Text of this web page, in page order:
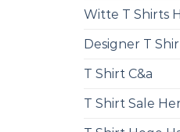
Witte T Shirts
Designer T
T Shirt C&a
T Shirt Sale